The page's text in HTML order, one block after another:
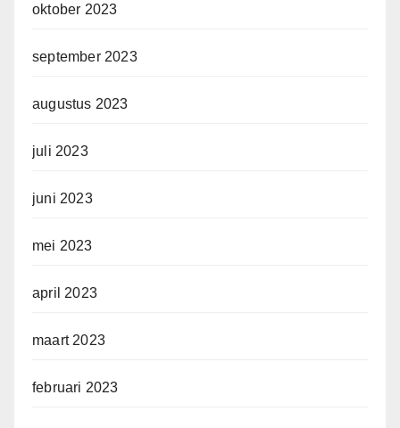
oktober 2023
september 2023
augustus 2023
juli 2023
juni 2023
mei 2023
april 2023
maart 2023
februari 2023